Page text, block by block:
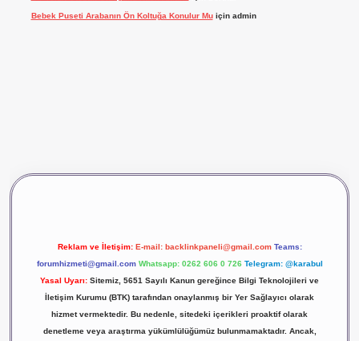
Bebek Puseti Arabanın Ön Koltuğa Konulur Muiçin admin
Reklam ve İletişim: E-mail: backlinkpaneli@gmail.com Teams:
forumhizmeti@gmail.com Whatsapp: 0262 606 0 726 Telegram: @karabul
Yasal Uyarı: Sitemiz, 5651 Sayılı Kanun gereğince Bilgi Teknolojileri ve
İletişim Kurumu (BTK) tarafından onaylanmış bir Yer Sağlayıcı olarak
hizmet vermektedir. Bu nedenle, sitedeki içerikleri proaktif olarak
denetleme veya araştırma yükümlülüğümüz bulunmamaktadır. Ancak,